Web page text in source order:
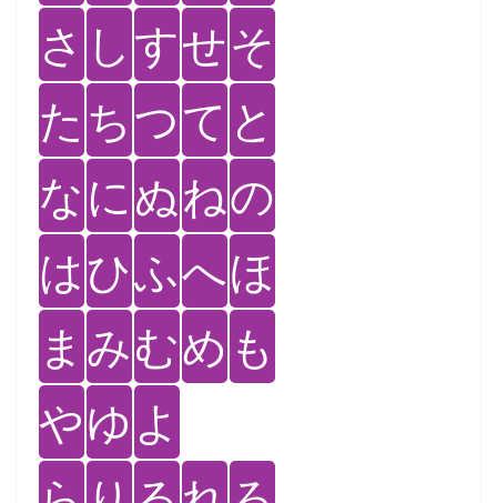
さ しすせそ
た ちつて と
なにぬねの
はひふへほ
ま みむめ も
やゆ よ